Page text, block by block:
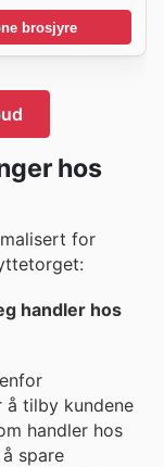
brosjyre
hos
for
handler hos
å tilby kundene
handler hos
spare